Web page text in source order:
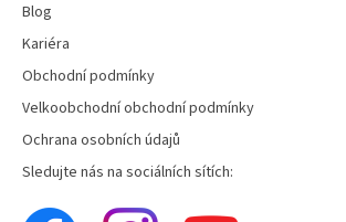
Blog
Kariéra
Obchodní podmínky
Velkoobchodní obchodní podmínky
Ochrana osobních údajů
Sledujte nás na sociálních sítích: